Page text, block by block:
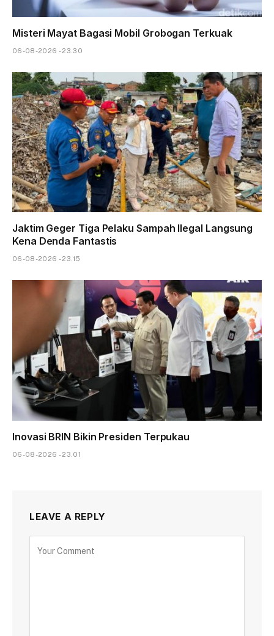
Misteri Mayat Bagasi Mobil Grobogan Terkuak
06-08-2026 - 23.30
Jaktim Geger Tiga Pelaku Sampah Ilegal Langsung
Kena Denda Fantastis
06-08-2026 - 23.15
Inovasi BRIN Bikin Presiden Terpukau
06-08-2026 - 23.01
LEAVE A REPLY